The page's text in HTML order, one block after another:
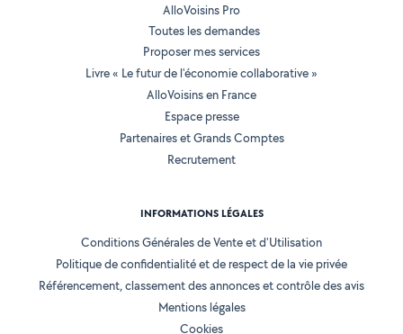
AlloVoisins Pro
Toutes les demandes
Proposer mes services
Livre « Le futur de l'économie collaborative »
AlloVoisins en France
Espace presse
Partenaires et Grands Comptes
Recrutement
INFORMATIONS LÉGALES
Conditions Générales de Vente et d'Utilisation
Politique de confidentialité et de respect de la vie privée
Référencement, classement des annonces et contrôle des avis
Mentions légales
Cookies